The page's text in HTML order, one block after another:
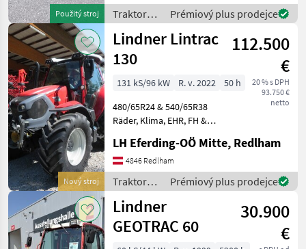
Použitý stroj
50 km/h •
Vorderachsfederung •
Kabinenfed
Traktory /
Lindner
Prémiový plus prodejce
Nový stroj
Lindner Lintrac
130
112.500
€
20 % s DPH
93.750 €
netto
131 kS/96 kW R. v. 2022
50 h
480/65R24 & 540/65R38
Räder, Klima, EHR, FH &
Getriebe, Luftsitz, gef.
Vorderachse, 50km/h,
540/750/1000, 3 DW STG, 2
Leitungen nac
LH Eferding-OÖ Mitte, Redlham
4846 Redlham
Traktory /
Lindner
Prémiový plus prodejce
Lindner
GEOTRAC 60
30.900
€